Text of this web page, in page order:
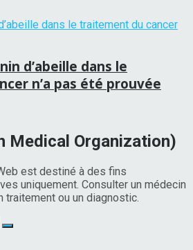
d’abeille dans le
n’a pas été prouvée
Medical Organization)
est destiné à des fins
uniquement. Consulter un médecin
traitement ou un diagnostic.